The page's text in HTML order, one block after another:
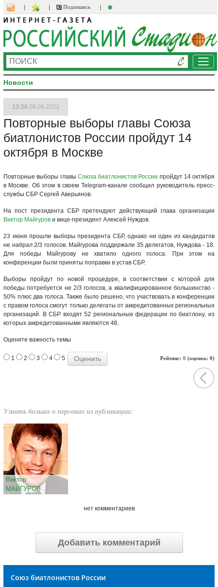
Подпишись
Новости
13:20 08.09.2022
Повторные выборы главы Союза
биатлонистов России пройдут 14
октября в Москве
Повторные выборы главы Союза биатлонистов России пройдут 14 октября
в Москве. Об этом в своем Telegram-канале сообщил руководитель пресс-
службы СБР Сергей Аверьянов.
На пост президента СБР претендуют действующий глава организации
Виктор Майгуров и вице-президент Алексей Нуждов.
23 июня прошли выборы президента СБР, однако ни один из кандидатов
не набрал 2/3 голосов. Майгурова поддержали 35 делегатов, Нуждова - 18.
Для победы Майгурову не хватило одного голоса. При этом на
конференции были приняты поправки в устав СБР.
Выборы пройдут по новой процедуре, в соответствии с которой для
победы потребуется не 2/3 голосов, а квалифицированное большинство -
50% плюс два голоса. Также было решено, что участвовать в конференции
с правом голоса смогут только делегаты от аккредитованных региональных
организаций. В СБР входят 52 региональные федерации по биатлону, из
которых аккредитованными являются 48.
Оцените важность темы
Рейтинг: 0 (оценок: 0)
1 2 3 4 5
Узнать больше о персонах из публикации:
Виктор
МАЙГУРОВ
нет комментариев
Добавить комментарий
Союз биатлонистов России